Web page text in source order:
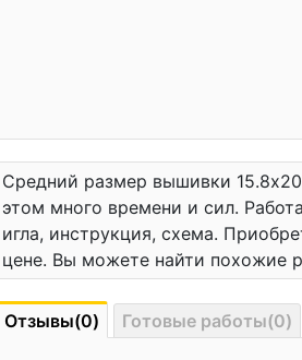
Средний размер вышивки
этом много времени и сил.
игла, инструкция, схема.
цене. Вы можете найти похожие
Отзывы(0) Готовые работы(0)